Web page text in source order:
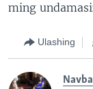
ming
Ulashing